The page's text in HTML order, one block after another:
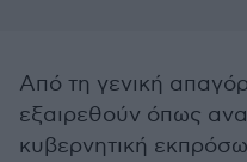
Από τη γενική
εξαιρεθούν όπως
κυβερνητική